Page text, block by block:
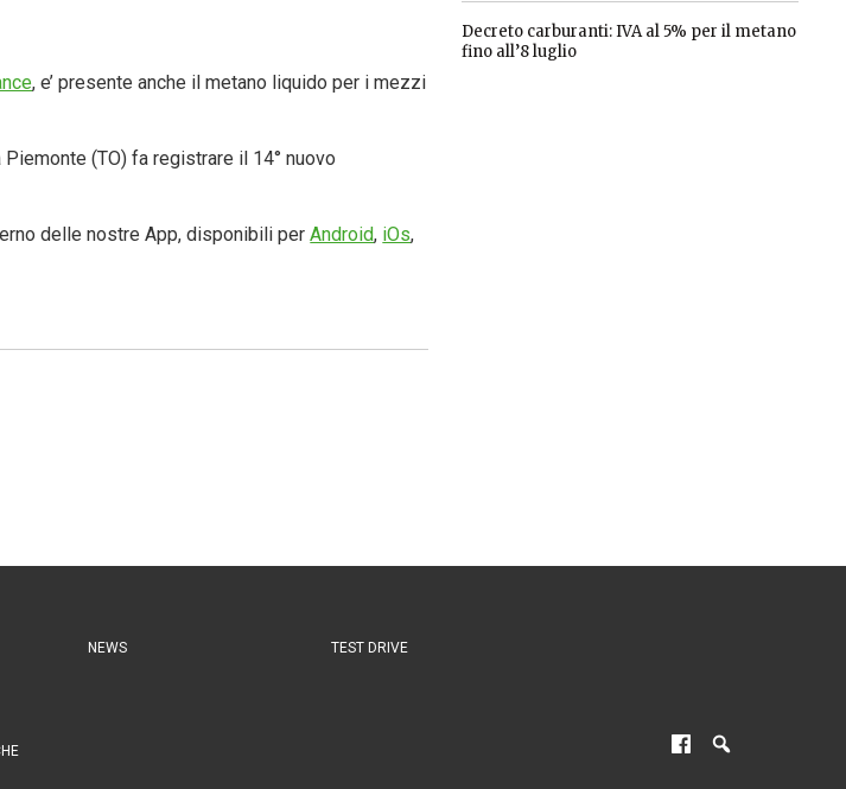
, e’ presente anche il metano liquido per i mezzi
(TO) fa registrare il 14° nuovo
delle nostre App, disponibili perAndroid, iOs,
Decreto carburanti: IVA al 5% per il metano
fino all’8 luglio
NEWS TEST DRIVE